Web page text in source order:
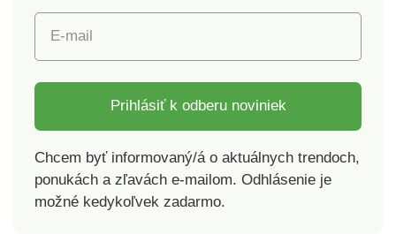
E-mail
Prihlásiť k odberu noviniek
Chcem byť informovaný/á o aktuálnych trendoch,
ponukách a zľavách e-mailom. Odhlásenie je
možné kedykoľvek zadarmo.